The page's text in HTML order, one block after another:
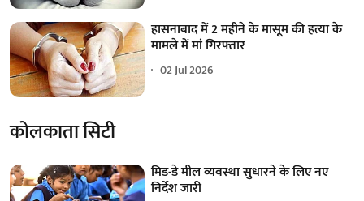
हासनाबाद में 2 महीने के मासूम की हत्या के
मामले में मां गिरफ्तार
02 Jul 2026
कोलकाता सिटी
मिड-डे मील व्यवस्था सुधारने के लिए नए
निर्देश जारी